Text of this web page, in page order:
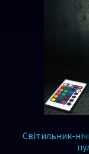
Світильник-